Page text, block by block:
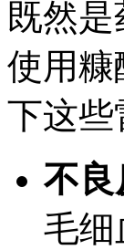
既然
使用糠
下这些
不良
毛细